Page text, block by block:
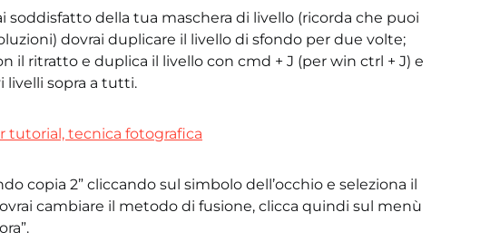
soddisfatto della tua maschera di livello (ricorda che puoi
dovrai duplicare il livello di sfondo per due volte;
il ritratto e duplica il livello con cmd + J (per win ctrl + J) e
livelli sopra a tutti.
copia 2” cliccando sul simbolo dell’occhio e seleziona il
cambiare il metodo di fusione, clicca quindi sul menù